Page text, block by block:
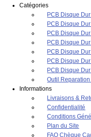
Catégories
PCB Disque
PCB Disque
PCB Disque
PCB Disque
PCB Disque
PCB Disque
PCB Disque
Outil
Informations
Livraisons &
Confidentialité
Conditions
Plan du Site
FAQ Chèque